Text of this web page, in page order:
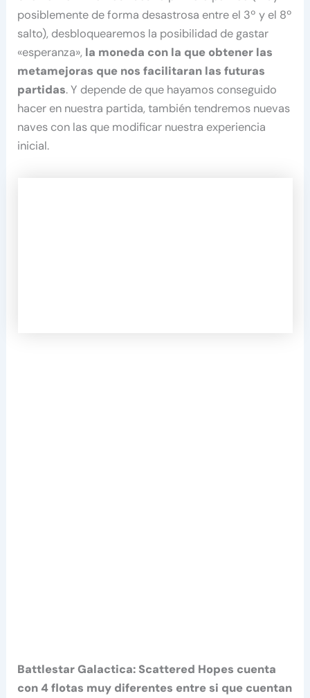
posiblemente de forma desastrosa entre el 3º y el 8º
salto), desbloquearemos la posibilidad de gastar
«esperanza», la moneda con la que obtener las
metamejoras que nos facilitaran las futuras
partidas. Y depende de que hayamos conseguido
hacer en nuestra partida, también tendremos nuevas
naves con las que modificar nuestra experiencia
inicial.
Battlestar Galactica: Scattered Hopes cuenta
con 4 flotas muy diferentes entre si que cuentan